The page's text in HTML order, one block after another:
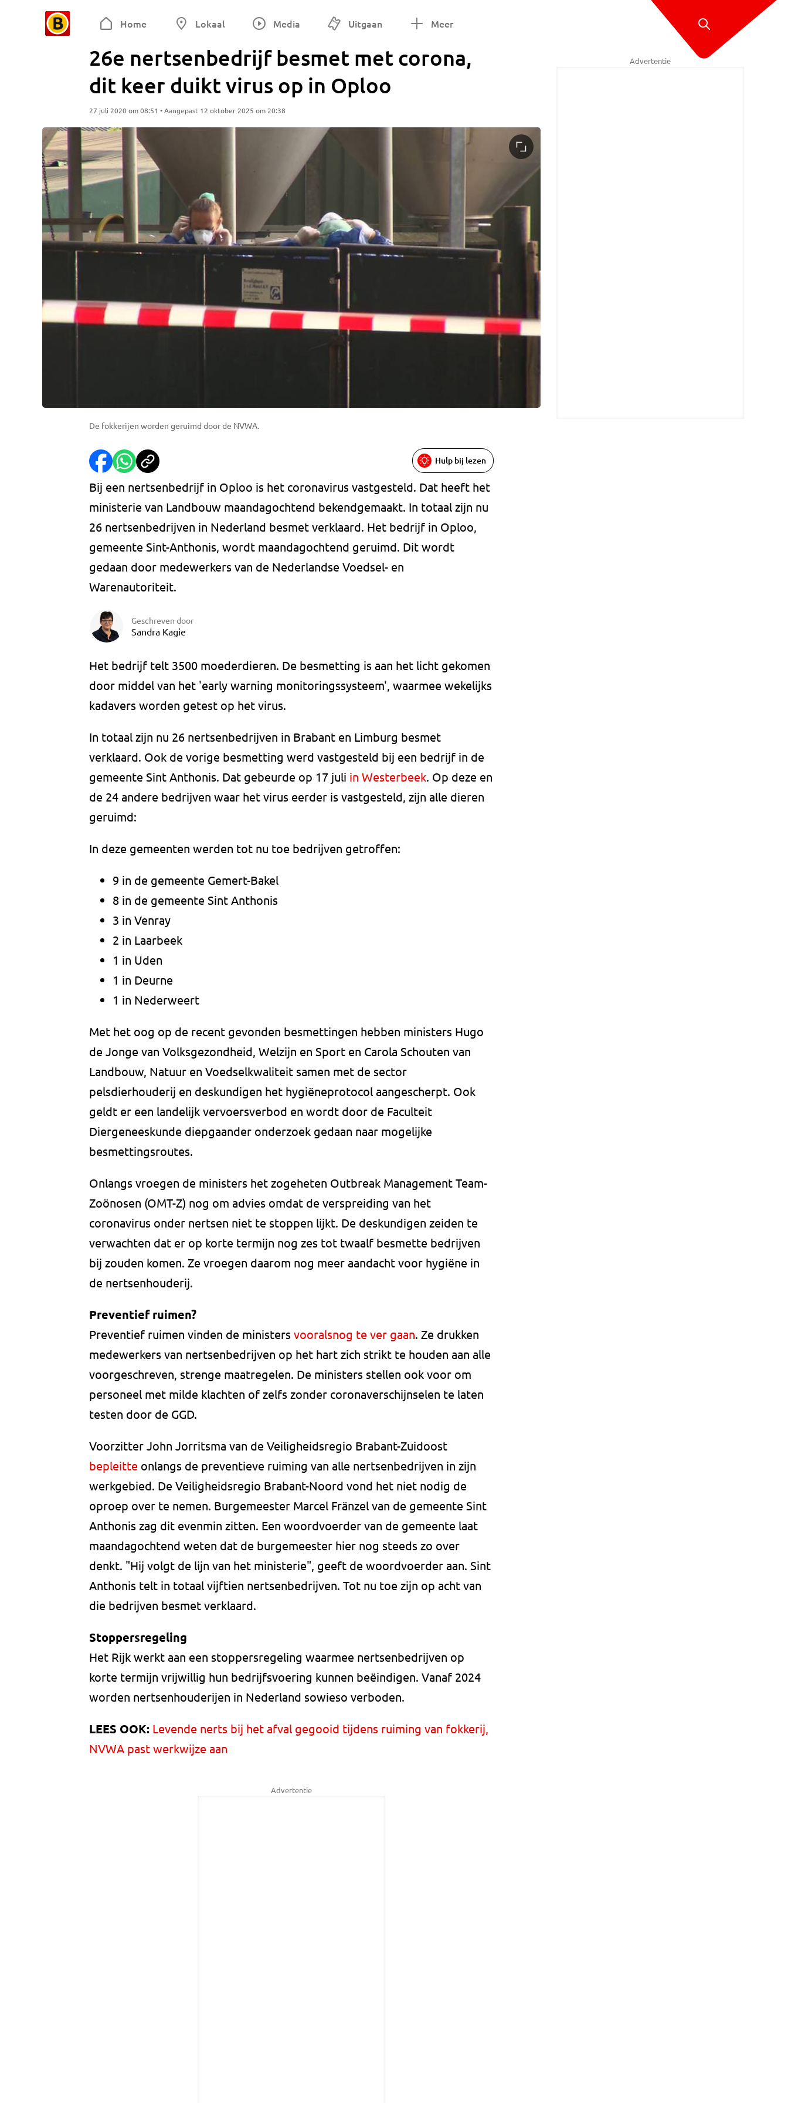
Home Lokaal Media Uitgaan Meer
26e nertsenbedrijf besmet met corona,
dit keer duikt virus op in Oploo
27 juli 2020 om 08:51 • Aangepast 12 oktober 2025 om 20:38
De fokkerijen worden geruimd door de NVWA.
Hulp bij lezen
Bij een nertsenbedrijf in Oploo is het coronavirus vastgesteld. Dat heeft het
ministerie van Landbouw maandagochtend bekendgemaakt. In totaal zijn nu
26 nertsenbedrijven in Nederland besmet verklaard. Het bedrijf in Oploo,
gemeente Sint-Anthonis, wordt maandagochtend geruimd. Dit wordt
gedaan door medewerkers van de Nederlandse Voedsel- en
Warenautoriteit.
Geschreven door
Sandra Kagie
Het bedrijf telt 3500 moederdieren. De besmetting is aan het licht gekomen
door middel van het 'early warning monitoringssysteem', waarmee wekelijks
kadavers worden getest op het virus.
In totaal zijn nu 26 nertsenbedrijven in Brabant en Limburg besmet
verklaard. Ook de vorige besmetting werd vastgesteld bij een bedrijf in de
gemeente Sint Anthonis. Dat gebeurde op 17 juli in Westerbeek. Op deze en
de 24 andere bedrijven waar het virus eerder is vastgesteld, zijn alle dieren
geruimd:
In deze gemeenten werden tot nu toe bedrijven getroffen:
9 in de gemeente Gemert-Bakel
8 in de gemeente Sint Anthonis
3 in Venray
2 in Laarbeek
1 in Uden
1 in Deurne
1 in Nederweert
Met het oog op de recent gevonden besmettingen hebben ministers Hugo
de Jonge van Volksgezondheid, Welzijn en Sport en Carola Schouten van
Landbouw, Natuur en Voedselkwaliteit samen met de sector
pelsdierhouderij en deskundigen het hygiëneprotocol aangescherpt. Ook
geldt er een landelijk vervoersverbod en wordt door de Faculteit
Diergeneeskunde diepgaander onderzoek gedaan naar mogelijke
besmettingsroutes.
Onlangs vroegen de ministers het zogeheten Outbreak Management Team-
Zoönosen (OMT-Z) nog om advies omdat de verspreiding van het
coronavirus onder nertsen niet te stoppen lijkt. De deskundigen zeiden te
verwachten dat er op korte termijn nog zes tot twaalf besmette bedrijven
bij zouden komen. Ze vroegen daarom nog meer aandacht voor hygiëne in
de nertsenhouderij.
Preventief ruimen?
Preventief ruimen vinden de ministers vooralsnog te ver gaan. Ze drukken
medewerkers van nertsenbedrijven op het hart zich strikt te houden aan alle
voorgeschreven, strenge maatregelen. De ministers stellen ook voor om
personeel met milde klachten of zelfs zonder coronaverschijnselen te laten
testen door de GGD.
Voorzitter John Jorritsma van de Veiligheidsregio Brabant-Zuidoost
bepleitte onlangs de preventieve ruiming van alle nertsenbedrijven in zijn
werkgebied. De Veiligheidsregio Brabant-Noord vond het niet nodig de
oproep over te nemen. Burgemeester Marcel Fränzel van de gemeente Sint
Anthonis zag dit evenmin zitten. Een woordvoerder van de gemeente laat
maandagochtend weten dat de burgemeester hier nog steeds zo over
denkt. "Hij volgt de lijn van het ministerie", geeft de woordvoerder aan. Sint
Anthonis telt in totaal vijftien nertsenbedrijven. Tot nu toe zijn op acht van
die bedrijven besmet verklaard.
Stoppersregeling
Het Rijk werkt aan een stoppersregeling waarmee nertsenbedrijven op
korte termijn vrijwillig hun bedrijfsvoering kunnen beëindigen. Vanaf 2024
worden nertsenhouderijen in Nederland sowieso verboden.
LEES OOK: Levende nerts bij het afval gegooid tijdens ruiming van fokkerij,
NVWA past werkwijze aan
Advertentie
Advertentie